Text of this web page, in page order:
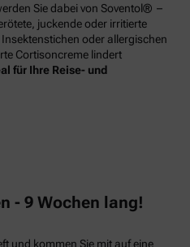
Sie dabei von Soventol® –
juckende oder irritierte
oder allergischen
Cortisoncreme lindert
für Ihre Reise- und
- 9 Wochen lang!
und kommen Sie mit auf eine